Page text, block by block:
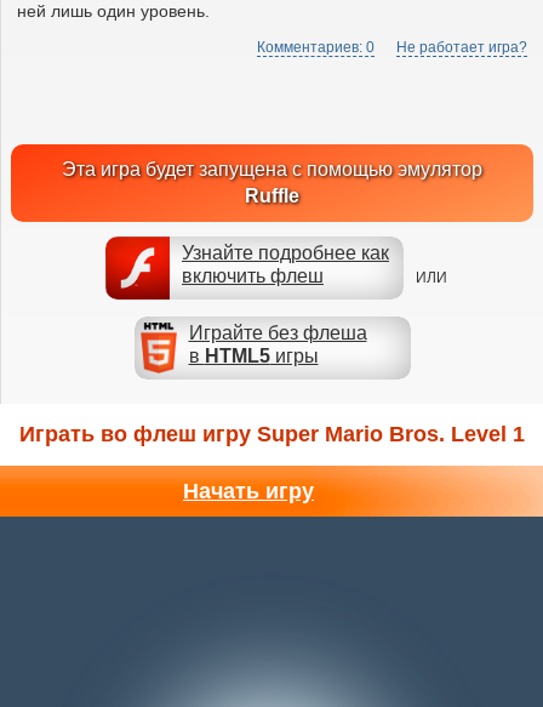
ней лишь один уровень.
Комментариев: 0 Не работает игра?
Эта игра будет запущена с помощью эмулятор
Ruffle
Узнайте подробнее как
включить флеш
ИЛИ
Играйте без флеша
в HTML5игры
Играть во флеш игру Super Mario Bros. Level 1
Начать игру